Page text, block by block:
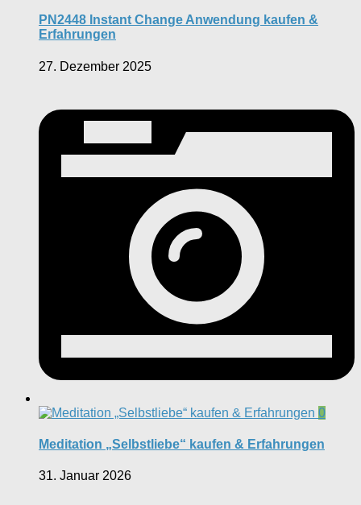
PN2448 Instant Change Anwendung kaufen &
Erfahrungen
27. Dezember 2025
0
Meditation „Selbstliebe“ kaufen & Erfahrungen
31. Januar 2026